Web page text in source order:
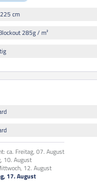
cm
285g / m²
ca. Freitag, 07. August
10. August
12. August
17. August